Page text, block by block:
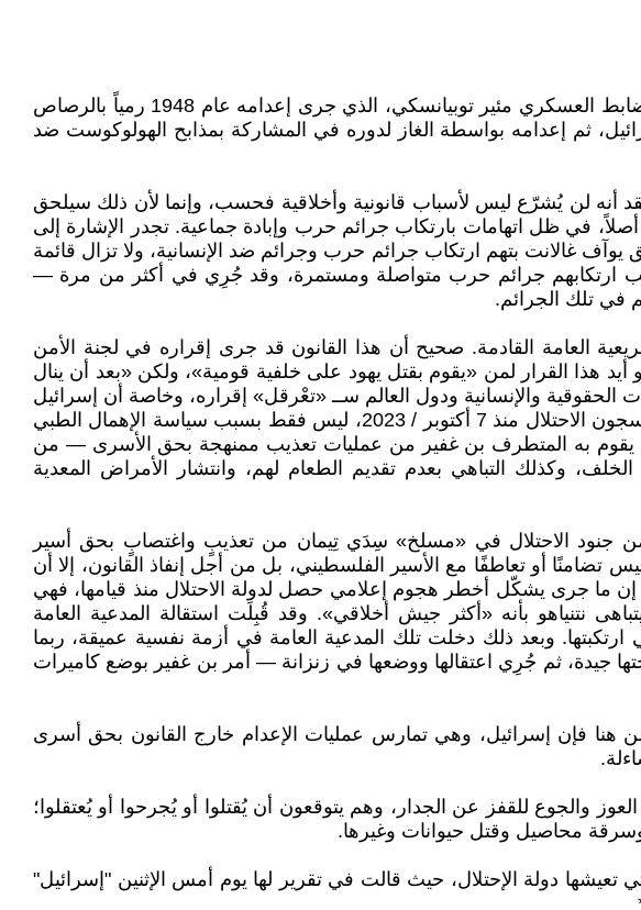
بدايةً، لا بدّ من القول إن قانون الإعدام في دولة الاحتلال لم يُطبّق فعليًا سوى في حالتين: الأولى بحق الضابط العسكري مئير توبيانسكي، الذي جرى إعدامه عام 1948 رمياً بالرصاص
ثم إعدامه بواسطة الغاز لدوره في المشاركة بمذابح الهولوكوست ضد
أنه لن يُشرّع ليس لأسباب قانونية وأخلاقية فحسب، وإنما لأن ذلك سيلحق
في ظل اتهامات بارتكاب جرائم حرب وإبادة جماعية. تجدر الإشارة إلى
غالانت بتهم ارتكاب جرائم حرب وجرائم ضد الإنسانية، ولا تزال قائمة
ارتكابهم جرائم حرب متواصلة ومستمرة، وقد جُرِي في أكثر من مرة —
في تلك الجرائم.
العامة القادمة. صحيح أن هذا القانون قد جرى إقراره في لجنة الأمن
أيد هذا القرار لمن «يقوم بقتل يهود على خلفية قومية»، ولكن «بعد أن ينال
الحقوقية والإنسانية ودول العالم ســ «تعْرقل» إقراره، وخاصة أن إسرائيل
تمارس الإعدام ضد الأسرى الفلسطينيين خارج القانون، حيث استشهد 81 أسيرًا فلسطينيًا حتى الآن في سجون الاحتلال منذ 7 أكتوبر / 2023، ليس فقط بسبب سياسة الإهمال الطبي
يقوم به المتطرف بن غفير من عمليات تعذيب ممنهجة بحق الأسرى — من
وكذلك التباهي بعدم تقديم الطعام لهم، وانتشار الأمراض المعدية
من جنود الاحتلال في «مسلخ» سِدَي تِيمان من تعذيبٍ واغتصابٍ بحق أسير
أو تعاطفًا مع الأسير الفلسطيني، بل من أجل إنفاذ القانون، إلا أن
إن ما جرى يشكّل أخطر هجوم إعلامي حصل لدولة الاحتلال منذ قيامها، فهي
نتنياهو بأنه «أكثر جيش أخلاقي». وقد قُبِلَت استقالة المدعية العامة
وبعد ذلك دخلت تلك المدعية العامة في أزمة نفسية عميقة، ربما
جيدة، ثم جُرِي اعتقالها ووضعها في زنزانة — أمر بن غفير بوضع كاميرات
هنا فإن إسرائيل، وهي تمارس عمليات الإعدام خارج القانون بحق أسرى
والجوع للقفز عن الجدار، وهم يتوقعون أن يُقتلوا أو يُجرحوا أو يُعتقلوا؛
محاصيل وقتل حيوانات وغيرها.
دولة الإحتلال، حيث قالت في تقرير لها يوم أمس الإثنين "إسرائيل"